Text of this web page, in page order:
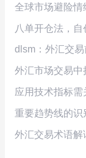
全球市场避险情
八单开仓法，
dlsm：外汇交易
外汇市场交易中
应用技术指标需
重要趋势线的
外汇交易术语解